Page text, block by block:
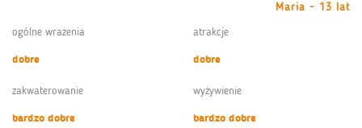
Maria - 13 lat
ogólne wrażenia
dobre
atrakcje
dobre
zakwaterowanie
bardzo dobre
wyżywienie
bardzo dobre